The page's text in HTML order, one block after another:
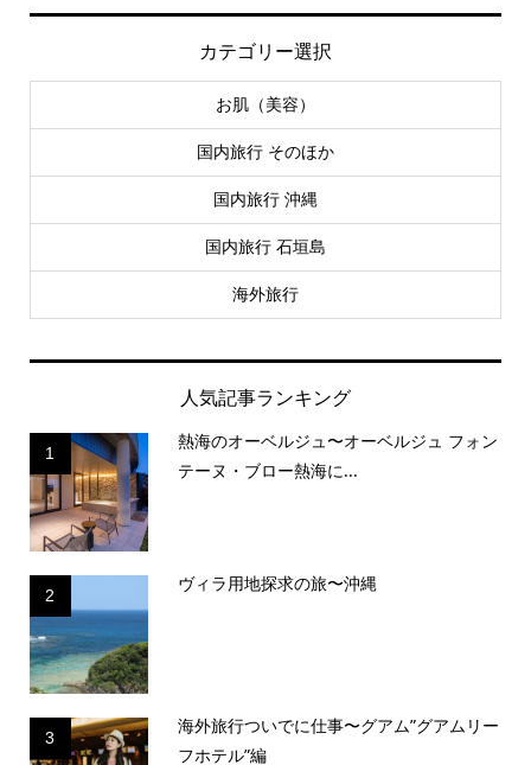
カテゴリー選択
お肌（美容）
国内旅行 そのほか
国内旅行 沖縄
国内旅行 石垣島
海外旅行
人気記事ランキング
1
熱海のオーベルジュ〜オーベルジュ フォン
テーヌ・ブロー熱海に...
2
ヴィラ用地探求の旅〜沖縄
3
海外旅行ついでに仕事〜グアム”グアムリー
フホテル”編